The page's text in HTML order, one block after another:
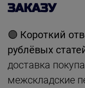
ЗАКАЗУ
🟣 Короткий
рублёвых
доставка
межскладские